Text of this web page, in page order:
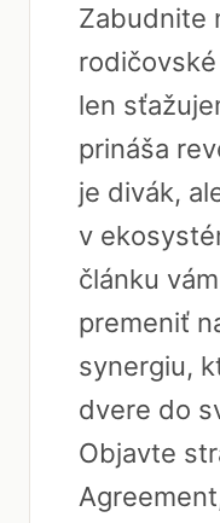
Zabudnite
len
prináša
je divák,
v
článku
premeniť
synergiu,
dvere do
Objavte